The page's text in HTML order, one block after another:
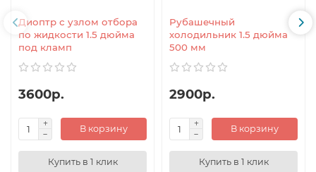
Диоптр с узлом отбора
по жидкости 1.5 дюйма
под кламп
3600р.
В корзину
Купить в 1 клик
Рубашечный
холодильник 1.5 дюйма
500 мм
2900р.
В корзину
Купить в 1 клик